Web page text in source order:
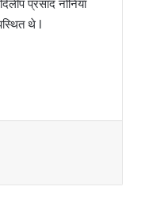
प्रसाद नोनिया
थे l